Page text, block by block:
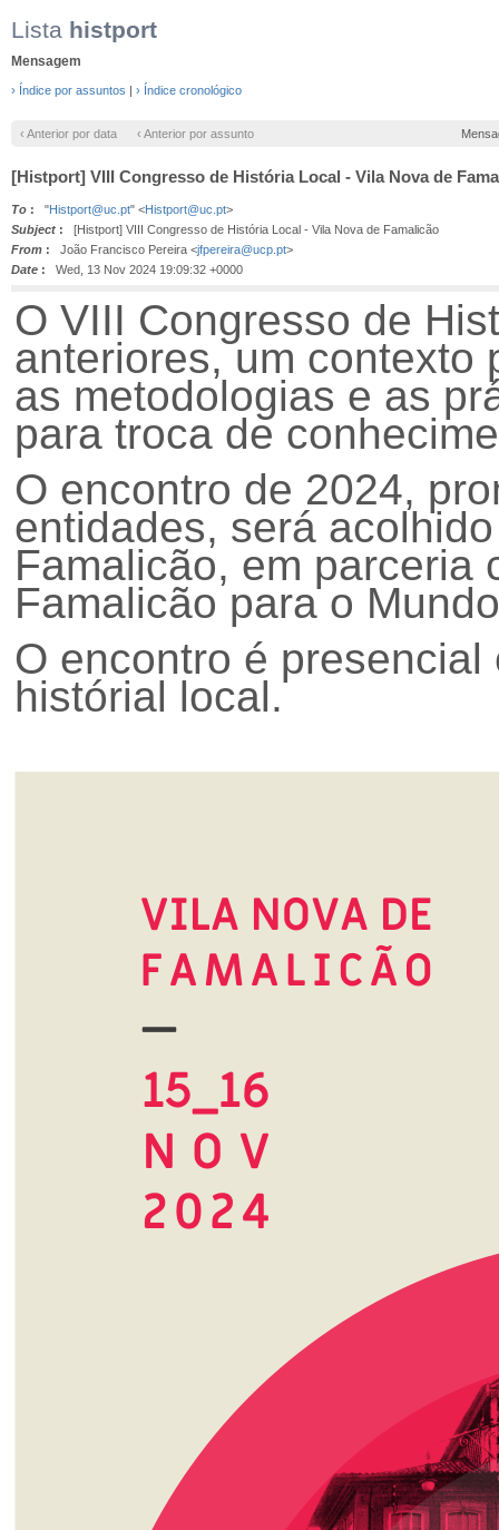
Lista histport
Mensagem
› Índice por assuntos | › Índice cronológico
‹ Anterior por data ‹ Anterior por assunto
[Histport] VIII Congresso de História Local - Vila Nova de
To : "Histport@uc.pt" <Histport@uc.pt>
Subject : [Histport] VIII Congresso de História Local - Vila Nova de Famalicão
From : João Francisco Pereira <jfpereira@ucp.pt>
Date : Wed, 13 Nov 2024 19:09:32 +0000
O VIII Congresso de
anteriores, um contexto
as metodologias e as
para troca de
O encontro de 2024,
entidades, será
Famalicão, em parceria
Famalicão para o
O encontro é
histórial local.